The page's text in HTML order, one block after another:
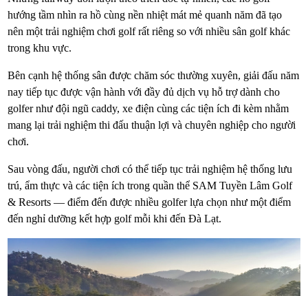
hướng tầm nhìn ra hồ cùng nền nhiệt mát mẻ quanh năm đã tạo
nên một trải nghiệm chơi golf rất riêng so với nhiều sân golf khác
trong khu vực.
Bên cạnh hệ thống sân được chăm sóc thường xuyên, giải đấu năm
nay tiếp tục được vận hành với đầy đủ dịch vụ hỗ trợ dành cho
golfer như đội ngũ caddy, xe điện cùng các tiện ích đi kèm nhằm
mang lại trải nghiệm thi đấu thuận lợi và chuyên nghiệp cho người
chơi.
Sau vòng đấu, người chơi có thể tiếp tục trải nghiệm hệ thống lưu
trú, ẩm thực và các tiện ích trong quần thể SAM Tuyền Lâm Golf
& Resorts — điểm đến được nhiều golfer lựa chọn như một điểm
đến nghỉ dưỡng kết hợp golf mỗi khi đến Đà Lạt.